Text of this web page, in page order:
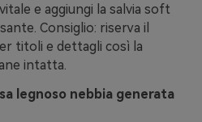
e aggiungi la salvia soft
Consiglio: riserva il
titoli e dettagli così la
intatta.
legnoso nebbia generata